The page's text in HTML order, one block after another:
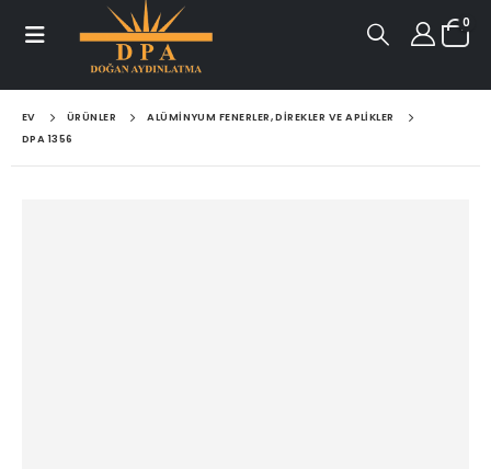
0
EV ÜRÜNLER
ALÜMINYUM FENERLER, DIREKLER VE APLIKLER
DPA 1356